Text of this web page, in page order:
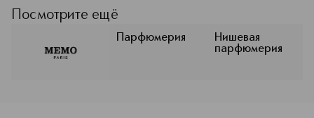
Клэр и Джон Моллой. Они
сотрудничают с талантливыми
парфюмерами Alienor Massenet,
Juliette Karagueuzoglou, Philippe
Посмотрите ещё
Парфюмерия
Нишевая
парфюмерия